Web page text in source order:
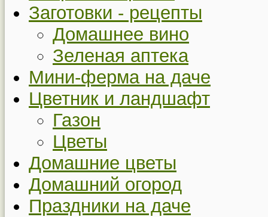
Заготовки - рецепты
Домашнее вино
Зеленая аптека
Мини-ферма на даче
Цветник и ландшафт
Газон
Цветы
Домашние цветы
Домашний огород
Праздники на даче